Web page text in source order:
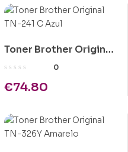
Toner Brother Original
TN-241 C Azul
0
€74.80